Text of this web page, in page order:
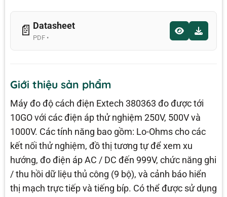
📄 Datasheet
PDF •
Giới thiệu sản phẩm
Máy đo độ cách điện Extech 380363 đo được tới
10GO với các điện áp thử nghiệm 250V, 500V và
1000V. Các tính năng bao gồm: Lo-Ohms cho các
kết nối thử nghiệm, đồ thị tương tự để xem xu
hướng, đo điện áp AC / DC đến 999V, chức năng ghi
/ thu hồi dữ liệu thủ công (9 bộ), và cảnh báo hiển
thị mạch trực tiếp và tiếng bíp. Có thể được sử dụng